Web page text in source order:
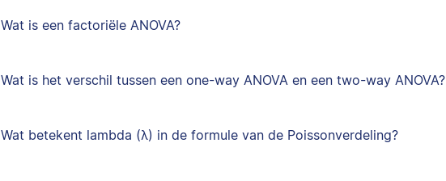
Wat is een factoriële ANOVA?
Wat is het verschil tussen een one-way ANOVA en een two-way ANOVA?
Wat betekent lambda (λ) in de formule van de Poissonverdeling?